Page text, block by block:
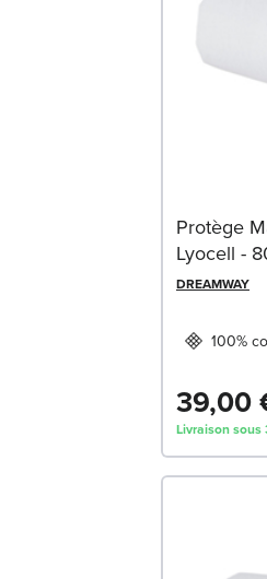
Protège
Lyocell -
DREAMWAY
100%
39,00
Livraison sous